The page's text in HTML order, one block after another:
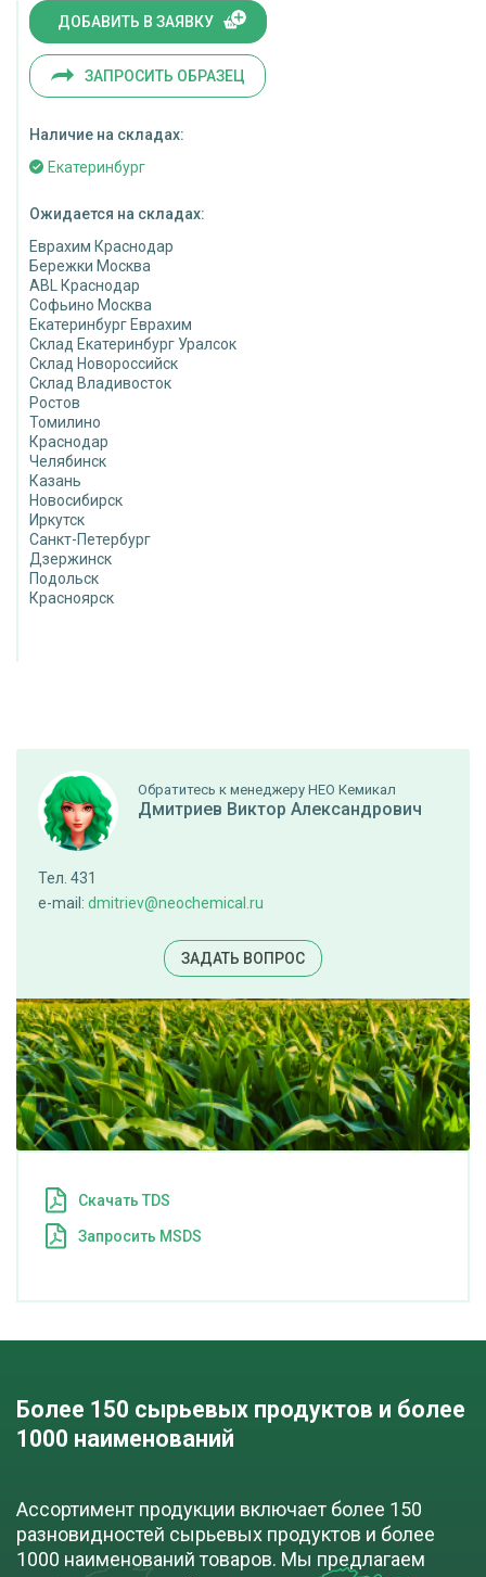
ДОБАВИТЬ В ЗАЯВКУ
ЗАПРОСИТЬ ОБРАЗЕЦ
Наличие на складах:
Екатеринбург
Ожидается на складах:
Еврахим Краснодар
Бережки Москва
ABL Краснодар
Софьино Москва
Екатеринбург Еврахим
Склад Екатеринбург Уралсок
Склад Новороссийск
Склад Владивосток
Ростов
Томилино
Краснодар
Челябинск
Казань
Новосибирск
Иркутск
Санкт-Петербург
Дзержинск
Подольск
Красноярск
Обратитесь к менеджеру НЕО Кемикал
Дмитриев Виктор Александрович
Тел. 431
e-mail: dmitriev@neochemical.ru
ЗАДАТЬ ВОПРОС
Cкачать TDS
Запросить MSDS
Более 150 сырьевых продуктов и более
1000 наименований
Ассортимент продукции включает более 150
разновидностей сырьевых продуктов и более
1000 наименований товаров. Мы предлагаем